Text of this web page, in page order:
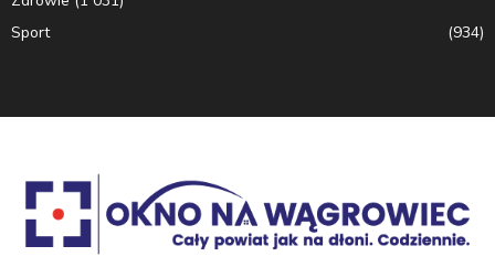
Sport
(934)